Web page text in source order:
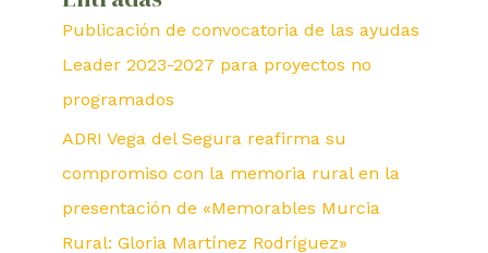
Publicación de convocatoria de las ayudas
Leader 2023-2027 para proyectos no
programados
ADRI Vega del Segura reafirma su
compromiso con la memoria rural en la
presentación de «Memorables Murcia
Rural: Gloria Martínez Rodríguez»